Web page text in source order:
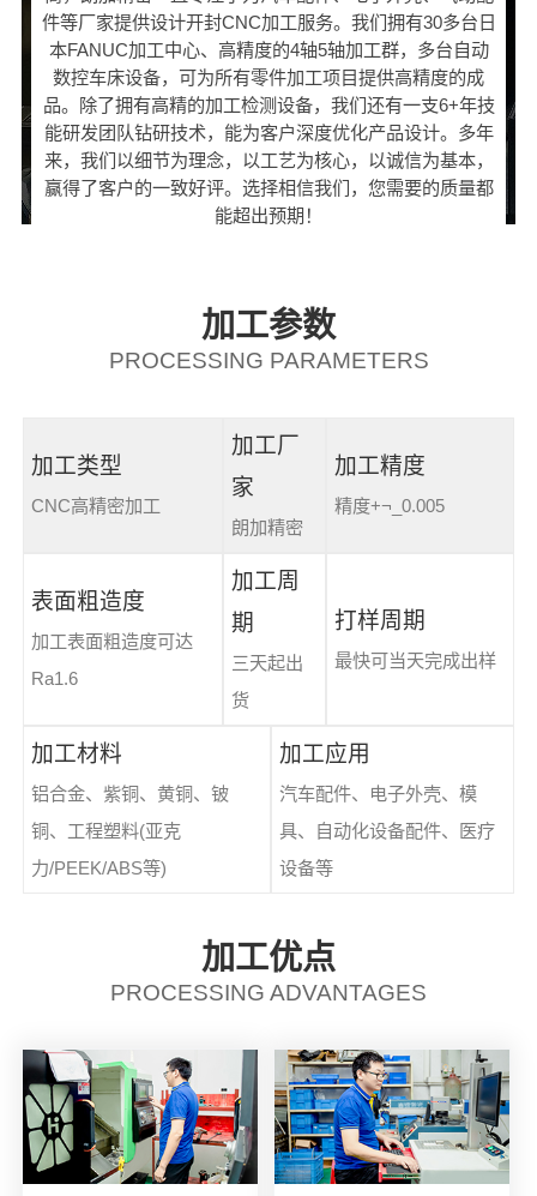
件等厂家提供设计开封CNC加工服务。我们拥有30多台日
本FANUC加工中心、高精度的4轴5轴加工群，多台自动
数控车床设备，可为所有零件加工项目提供高精度的成
品。除了拥有高精的加工检测设备，我们还有一支6+年技
能研发团队钻研技术，能为客户深度优化产品设计。多年
来，我们以细节为理念，以工艺为核心，以诚信为基本，
赢得了客户的一致好评。选择相信我们，您需要的质量都
能超出预期！
加工参数
PROCESSING PARAMETERS
加工类型
CNC高精密加工
加工厂
家
朗加精密
加工精度
精度+¬_0.005
表面粗造度
加工表面粗造度可达
Ra1.6
加工周
期
三天起出
货
打样周期
最快可当天完成出样
加工材料
铝合金、紫铜、黄铜、铍
铜、工程塑料(亚克
力/PEEK/ABS等)
加工应用
汽车配件、电子外壳、模
具、自动化设备配件、医疗
设备等
加工优点
PROCESSING ADVANTAGES